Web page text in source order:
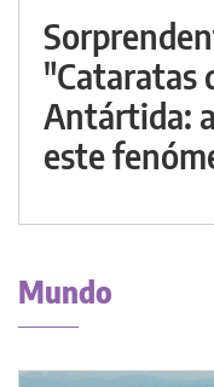
"Cataratas
Antártida:
este
Mundo